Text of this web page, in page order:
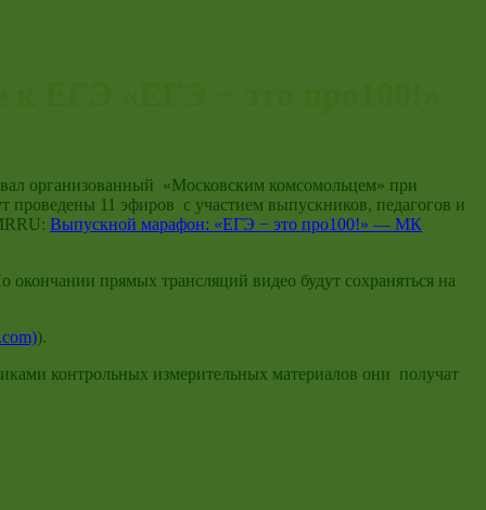
организованный «Московским комсомольцем» при
проведены 11 эфиров с участием выпускников, педагогов и
Выпускной марафон: «ЕГЭ − это про100!» — МК
окончании прямых трансляций видео будут сохраняться на
).
контрольных измерительных материалов они получат